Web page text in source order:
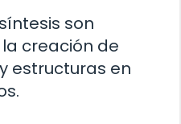
son
creación de
estructuras en